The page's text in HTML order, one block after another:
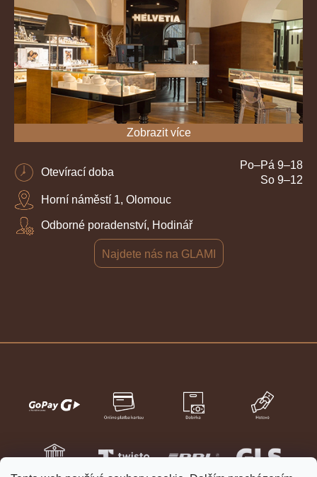
Zobrazit více
Otevírací doba
Po–Pá 9–18
So 9–12
Horní náměstí 1, Olomouc
Odborné poradenství, Hodinář
Najdete nás na GLAMI